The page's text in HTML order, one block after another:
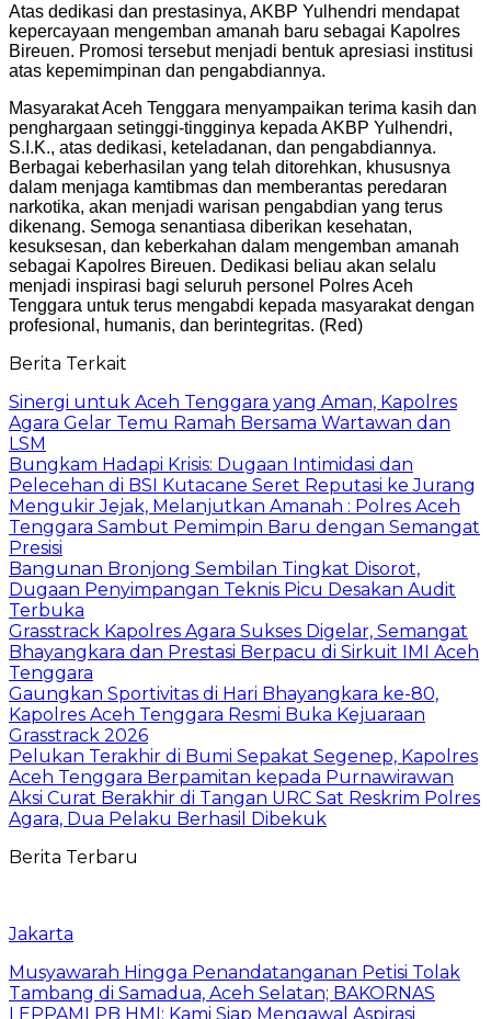
Atas dedikasi dan prestasinya, AKBP Yulhendri mendapat
kepercayaan mengemban amanah baru sebagai Kapolres
Bireuen. Promosi tersebut menjadi bentuk apresiasi institusi
atas kepemimpinan dan pengabdiannya.
Masyarakat Aceh Tenggara menyampaikan terima kasih dan
penghargaan setinggi-tingginya kepada AKBP Yulhendri,
S.I.K., atas dedikasi, keteladanan, dan pengabdiannya.
Berbagai keberhasilan yang telah ditorehkan, khususnya
dalam menjaga kamtibmas dan memberantas peredaran
narkotika, akan menjadi warisan pengabdian yang terus
dikenang. Semoga senantiasa diberikan kesehatan,
kesuksesan, dan keberkahan dalam mengemban amanah
sebagai Kapolres Bireuen. Dedikasi beliau akan selalu
menjadi inspirasi bagi seluruh personel Polres Aceh
Tenggara untuk terus mengabdi kepada masyarakat dengan
profesional, humanis, dan berintegritas. (Red)
Berita Terkait
Sinergi untuk Aceh Tenggara yang Aman, Kapolres
Agara Gelar Temu Ramah Bersama Wartawan dan
LSM
Bungkam Hadapi Krisis: Dugaan Intimidasi dan
Pelecehan di BSI Kutacane Seret Reputasi ke Jurang
Mengukir Jejak, Melanjutkan Amanah : Polres Aceh
Tenggara Sambut Pemimpin Baru dengan Semangat
Presisi
Bangunan Bronjong Sembilan Tingkat Disorot,
Dugaan Penyimpangan Teknis Picu Desakan Audit
Terbuka
Grasstrack Kapolres Agara Sukses Digelar, Semangat
Bhayangkara dan Prestasi Berpacu di Sirkuit IMI Aceh
Tenggara
Gaungkan Sportivitas di Hari Bhayangkara ke-80,
Kapolres Aceh Tenggara Resmi Buka Kejuaraan
Grasstrack 2026
Pelukan Terakhir di Bumi Sepakat Segenep, Kapolres
Aceh Tenggara Berpamitan kepada Purnawirawan
Aksi Curat Berakhir di Tangan URC Sat Reskrim Polres
Agara, Dua Pelaku Berhasil Dibekuk
Berita Terbaru
Jakarta
Musyawarah Hingga Penandatanganan Petisi Tolak
Tambang di Samadua, Aceh Selatan; BAKORNAS
LEPPAMI PB HMI: Kami Siap Mengawal Aspirasi